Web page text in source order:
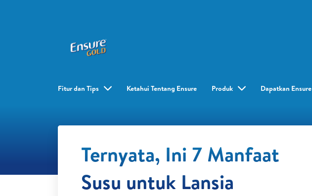
Fitur dan Tips Ketahui Tentang Ensure Produk Dapatkan Ensure
Ternyata, Ini 7 Manfaat
Susu untuk Lansia